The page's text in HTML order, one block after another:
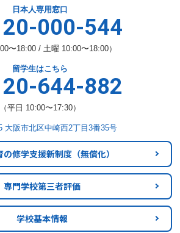
日本人専用窓口
000-544
〜18:00 / 土曜 10:00〜18:00）
留学生はこちら
644-882
（平日 10:00〜17:30）
大阪市北区中崎西2丁目3番35号
の修学支援新制度 （無償化）
専門学校第三者評価
学校基本情報